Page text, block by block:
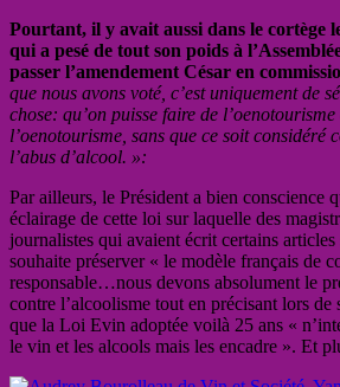
Pourtant, il y avait aussi dans le cortège
qui a pesé de tout son poids à
passer l’amendement César en
que nous avons voté, c’est uniquement de
chose: qu’on puisse faire de
l’oenotourisme, sans que ce soit considéré
l’abus d’alcool. »:
Par ailleurs, le Président a bien conscience
éclairage de cette loi sur laquelle des
journalistes qui avaient écrit certains
souhaite préserver « le modèle français de
responsable…nous devons absolument le
contre l’alcoolisme tout en précisant lors de
que la Loi Evin adoptée voilà 25 ans «
le vin et les alcools mais les encadre ». Et